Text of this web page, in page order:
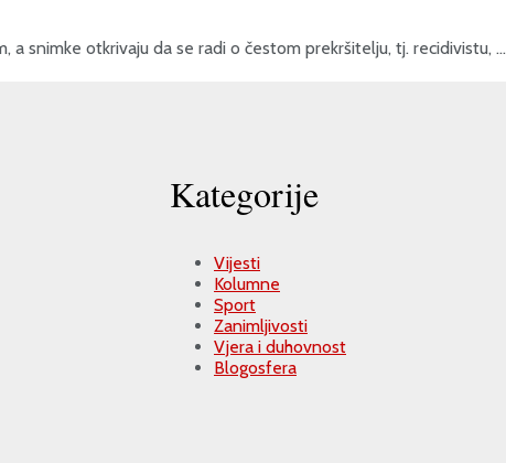
snimke otkrivaju da se radi o čestom prekršitelju, tj. recidivistu, ...
Kategorije
Vijesti
Kolumne
Sport
Zanimljivosti
Vjera i duhovnost
Blogosfera